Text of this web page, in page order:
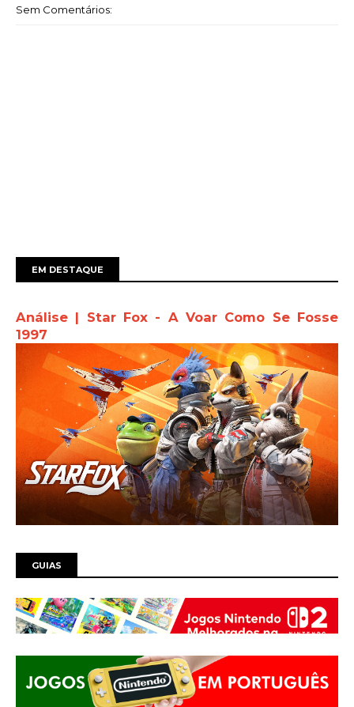
Sem Comentários:
EM DESTAQUE
Análise | Star Fox - A Voar Como Se Fosse
1997
GUIAS